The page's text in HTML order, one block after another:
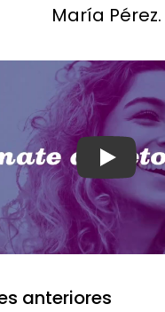
María Pérez.
Ver video
anteriores